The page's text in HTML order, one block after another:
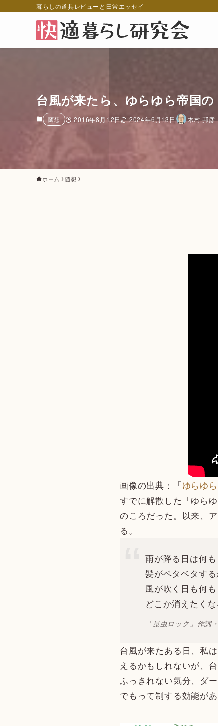
暮らしの道具レビューと日常エッセイ
台風が来たら、ゆらゆら帝国
随想 2016年8月12日 2024年6月13日 木村 邦彦
ホーム 随想
画像の出典：「ゆらゆ
すでに解散した「ゆら
のころだった。以来、
る。
雨が降る日は何
髪がベタベタする
風が吹く日も何
どこか消えたくな
「昆虫ロック」作詞
台風が来たある日、私
えるかもしれないが、
ふっきれない気分、ダ
でもって制する効能があ